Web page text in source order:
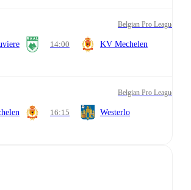
Belgian Pro League
14:00 KV Mechelen
Belgian Pro League
16:15 Westerlo